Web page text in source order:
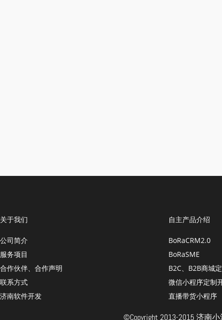
关于我们
公司简介
服务项目
合作伙伴、合作声明
联系方式
济南软件开发
自主产品介绍
BoRaCRM2.0
BoRaSME
B2C、B2B商城
微信小程序定制
直播带货小程序
©Copyright 2013-2015 济南